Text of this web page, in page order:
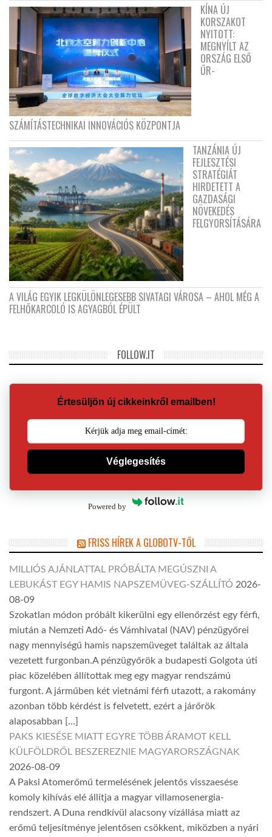
KÍNA ÚJ
KORSZAKOT
NYITOTT:
MEGNYÍLT AZ
ORSZÁG ELSŐ
ŰR-
SZÁMÍTÁSTECHNIKAI INNOVÁCIÓS KÖZPONTJA
TANZÁNIA ÚJ
FEJLESZTÉSI
STRATÉGIÁT
HIRDETETT A
GAZDASÁGI
NÖVEKEDÉS
FELGYORSÍTÁSÁRA
A VILÁG EGYIK LEGKÜLÖNLEGESEBB SIVATAGI VÁROSA – AHOL MÉG A
FELHŐKARCOLÓ IS AGYAGBÓL ÉPÜLT
FOLLOW.IT
Értesüljön új cikkeinkről emailben!
Véglegesítés
Powered by
FRISS HÍREK A GLOBOTV-TŐL
MILLIÓS AJÁNLATTAL PRÓBÁLTA MEGÚSZNI A
LEBUKÁST EGY HAMIS NAPSZEMÜVEG-SZÁLLÍTÓ 2026-
08-09
Szokatlan módon próbált kikerülni egy ellenőrzést egy férfi,
miután a Nemzeti Adó- és Vámhivatal (NAV) pénzügyőrei
nagy mennyiségű hamis napszemüveget találtak az általa
vezetett furgonban.A pénzügyőrök a budapesti Golgota úti
piac közelében állítottak meg egy magyar rendszámú
furgont. A járműben két vietnámi férfi utazott, a rakomány
azonban több kérdést is felvetett, ezért a járőrök
alaposabban […]
PAKS KIESÉSE MIATT EGYRE TÖBB ÁRAMOT KELL
KÜLFÖLDRŐL BESZEREZNIE MAGYARORSZÁGNAK
2026-08-09
A Paksi Atomerőmű termelésének jelentős visszaesése
komoly kihívás elé állítja a magyar villamosenergia-
rendszert. A Duna rendkívül alacsony vízállása miatt az
erőmű teljesítménye jelentősen csökkent, miközben a nyári